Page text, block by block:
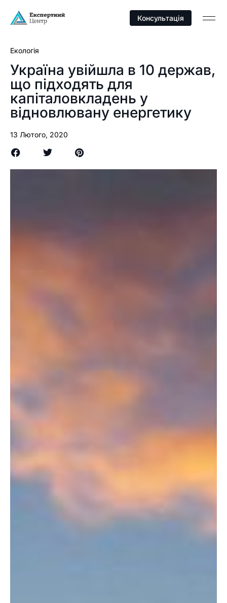
Консультація
Екологія
Україна увійшла в 10 держав,
що підходять для
капіталовкладень у
відновлювану енергетику
13 Лютого, 2020